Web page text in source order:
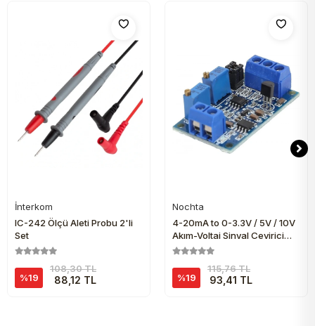
İnterkom
IC-242 Ölçü Aleti Probu 2'li
Set
%19
108,30 TL
88,12 TL
Nochta
4-20mA to 0-3.3V / 5V / 10V
Akım-Voltaj Sinyal Çevirici
Modül
%19
115,76 TL
93,41 TL